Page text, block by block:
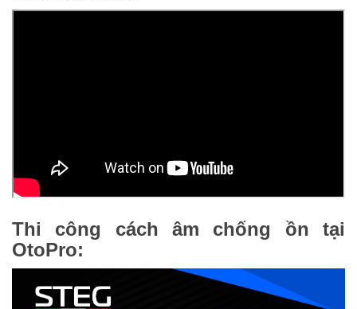
Thi công cách âm chống ồn tại
OtoPro: